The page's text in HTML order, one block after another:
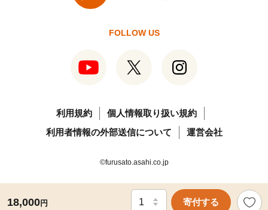
18,000円 寄付する
FOLLOW US
利用規約
個人情報取り扱い規約
利用者情報の外部送信について
運営会社
©furusato.asahi.co.jp